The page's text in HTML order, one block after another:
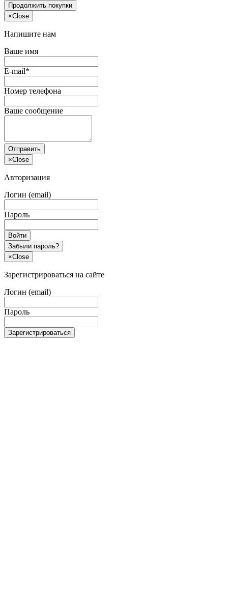
Продолжить покупки
×Close
Напишите нам
Ваше имя
E-mail*
Номер телефона
Ваше сообщение
Отправить
×Close
Авторизация
Логин (email)
Пароль
Войти
Забыли пароль?
×Close
Зарегистрироваться на сайте
Логин (email)
Пароль
Зарегистрироваться